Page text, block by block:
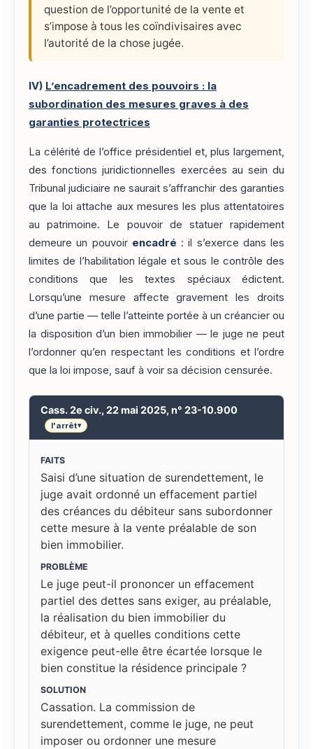
question de l’opportunité de la vente et
s’impose à tous les coïndivisaires avec
l’autorité de la chose jugée.
IV) L’encadrement des pouvoirs : la
subordination des mesures graves à des
garanties protectrices
La célérité de l’office présidentiel et, plus largement,
des fonctions juridictionnelles exercées au sein du
Tribunal judiciaire ne saurait s’affranchir des garanties
que la loi attache aux mesures les plus attentatoires
au patrimoine. Le pouvoir de statuer rapidement
demeure un pouvoir encadré : il s’exerce dans les
limites de l’habilitation légale et sous le contrôle des
conditions que les textes spéciaux édictent.
Lorsqu’une mesure affecte gravement les droits
d’une partie — telle l’atteinte portée à un créancier ou
la disposition d’un bien immobilier — le juge ne peut
l’ordonner qu’en respectant les conditions et l’ordre
que la loi impose, sauf à voir sa décision censurée.
Cass. 2e civ., 22 mai 2025, n° 23-10.900
l'arrêt▾
FAITS
Saisi d’une situation de surendettement, le
juge avait ordonné un effacement partiel
des créances du débiteur sans subordonner
cette mesure à la vente préalable de son
bien immobilier.
PROBLÈME
Le juge peut-il prononcer un effacement
partiel des dettes sans exiger, au préalable,
la réalisation du bien immobilier du
débiteur, et à quelles conditions cette
exigence peut-elle être écartée lorsque le
bien constitue la résidence principale ?
SOLUTION
Cassation. La commission de
surendettement, comme le juge, ne peut
imposer ou ordonner une mesure